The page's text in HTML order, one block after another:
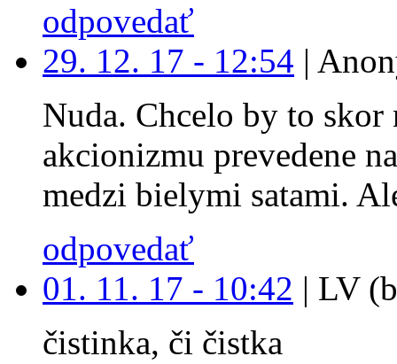
odpovedať
29. 12. 17 - 12:54 |
Nuda. Chcelo by to
akcionizmu prevedene
medzi bielymi satami.
odpovedať
01. 11. 17 - 10:42 | LV
čistinka, či čistka